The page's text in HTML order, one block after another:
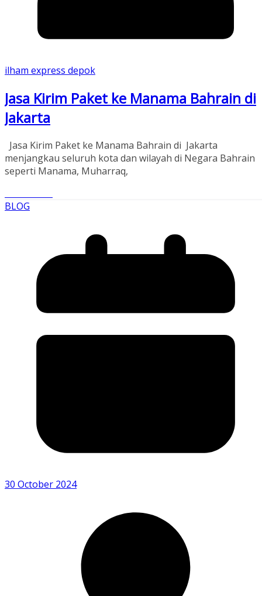
ilham express depok
Jasa Kirim Paket ke Manama Bahrain di
Jakarta
Jasa Kirim Paket ke Manama Bahrain di Jakarta
menjangkau seluruh kota dan wilayah di Negara Bahrain
seperti Manama, Muharraq,
BLOG
30 October 2024